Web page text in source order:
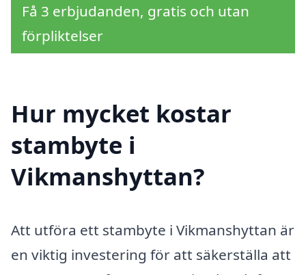
Få 3 erbjudanden, gratis och utan
förpliktelser
Hur mycket kostar
stambyte i
Vikmanshyttan?
Att utföra ett stambyte i Vikmanshyttan är
en viktig investering för att säkerställa att